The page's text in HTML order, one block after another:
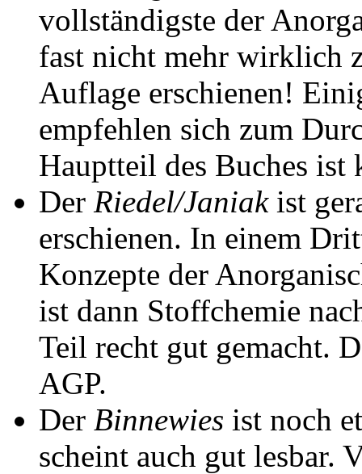
vollständigste der
fast nicht mehr wirklich
Auflage erschienen!
empfehlen sich zum
Hauptteil des Buches ist
Der Riedel/Janiakist
erschienen. In einem
Konzepte der
ist dann Stoffchemie
Teil recht gut gemacht.
AGP.
Der Binnewies ist noch
scheint auch gut lesbar.